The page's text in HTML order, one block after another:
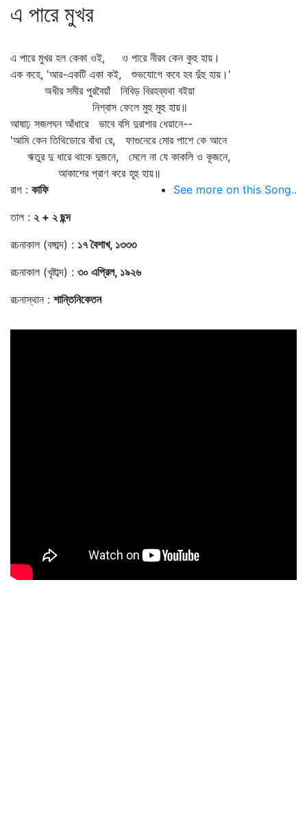
এ পারে মুখর
এ পারে মুখর হল কেকা ওই, ও পারে নীরব কেন কুহু হায়।
এক কহে, 'আর-একটি একা কই, শুভযোগে কবে হব দুঁহু হায়।'
অধীর সমীর পুরবৈয়াঁ নিবিড় বিরহব্যথা বইয়া
নিশ্বাস ফেলে মুহু মুহু হায়॥
আষাঢ় সজলঘন আঁধারে ভাবে বসি দুরাশার ধেয়ানে--
'আমি কেন তিথিডোরে বাঁধা রে, ফাগুনেরে মোর পাশে কে আনে
ঋতুর দু ধারে থাকে দুজনে, মেলে না যে কাকলি ও কূজনে,
আকাশের প্রাণ করে হূহু হায়॥
রাগ : কাফি
তাল : ২ + ২ ছন্দ
রচনাকাল (বঙ্গাব্দ) : ১৭ বৈশাখ, ১৩৩৩
রচনাকাল (খৃষ্টাব্দ) : ৩০ এপ্রিল, ১৯২৬
রচনাস্থান : শান্তিনিকেতন
See more on this Song..